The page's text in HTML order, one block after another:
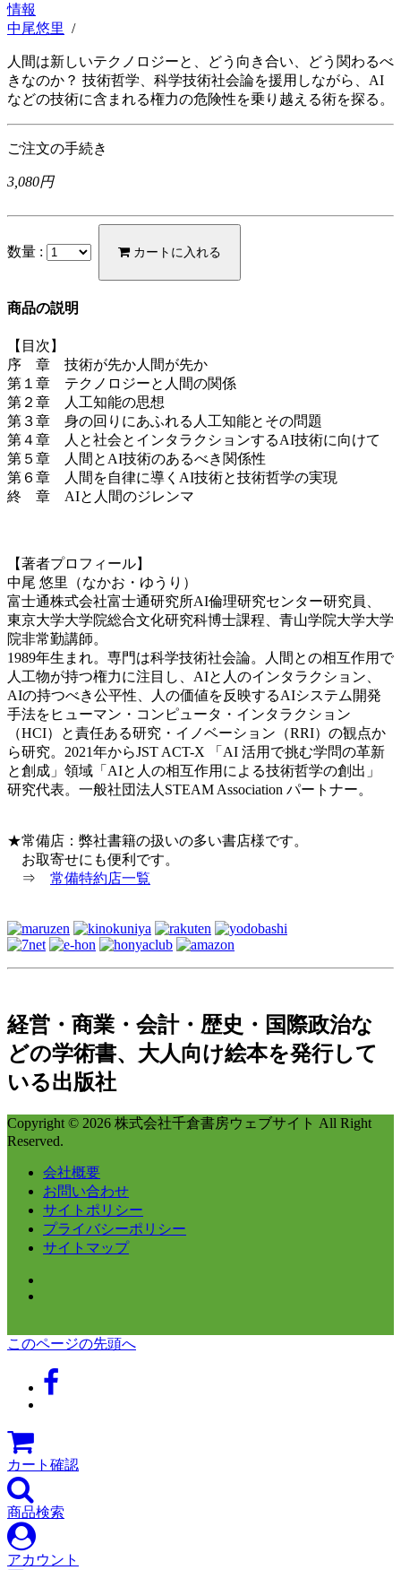
情報
中尾悠里 /
人間は新しいテクノロジーと、どう向き合い、どう関わるべ
きなのか？ 技術哲学、科学技術社会論を援用しながら、AI
などの技術に含まれる権力の危険性を乗り越える術を探る。
ご注文の手続き
3,080円
数量 : カートに入れる
商品の説明
【目次】
序 章 技術が先か人間が先か
第１章 テクノロジーと人間の関係
第２章 人工知能の思想
第３章 身の回りにあふれる人工知能とその問題
第４章 人と社会とインタラクションするAI技術に向けて
第５章 人間とAI技術のあるべき関係性
第６章 人間を自律に導くAI技術と技術哲学の実現
終 章 AIと人間のジレンマ
【著者プロフィール】
中尾 悠里（なかお・ゆうり）
富士通株式会社富士通研究所AI倫理研究センター研究員、
東京大学大学院総合文化研究科博士課程、青山学院大学大学
院非常勤講師。
1989年生まれ。専門は科学技術社会論。人間との相互作用で
人工物が持つ権力に注目し、AIと人のインタラクション、
AIの持つべき公平性、人の価値を反映するAIシステム開発
手法をヒューマン・コンピュータ・インタラクション
（HCI）と責任ある研究・イノベーション（RRI）の観点か
ら研究。2021年からJST ACT-X 「AI 活用で挑む学問の革新
と創成」領域「AIと人の相互作用による技術哲学の創出」
研究代表。一般社団法人STEAM Association パートナー。
★常備店：弊社書籍の扱いの多い書店様です。
お取寄せにも便利です。
⇒ 常備特約店一覧
経営・商業・会計・歴史・国際政治な
どの学術書、大人向け絵本を発行して
いる出版社
Copyright © 2026 株式会社千倉書房ウェブサイト All Right
Reserved.
会社概要
お問い合わせ
サイトポリシー
プライバシーポリシー
サイトマップ
このページの先頭へ
カート確認
商品検索
アカウント